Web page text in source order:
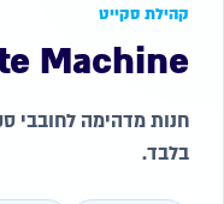
קהילת סקייט
Machine
חנות מדהימה לחובבי
בלבד.